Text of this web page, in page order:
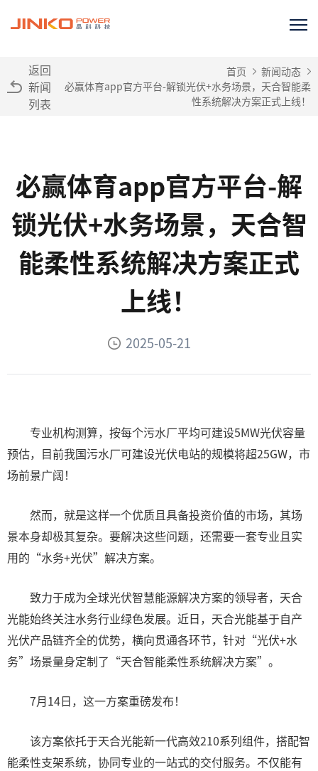
返回
新闻
列表
首页
新闻动态
必赢体育app官方平台-解锁光伏+水务场景，天合智能柔
性系统解决方案正式上线！
必赢体育app官方平台-解
锁光伏+水务场景，天合智
能柔性系统解决方案正式
上线！
2025-05-21
专业机构测算，按每个污水厂平均可建设5MW光伏容量
预估，目前我国污水厂可建设光伏电站的规模将超25GW，市
场前景广阔！
然而，就是这样一个优质且具备投资价值的市场，其场
景本身却极其复杂。要解决这些问题，还需要一套专业且实
用的“水务+光伏”解决方案。
致力于成为全球光伏智慧能源解决方案的领导者，天合
光能始终关注水务行业绿色发展。近日，天合光能基于自产
光伏产品链齐全的优势，横向贯通各环节，针对“光伏+水
务”场景量身定制了“天合智能柔性系统解决方案”。
7月14日，这一方案重磅发布！
该方案依托于天合光能新一代高效210系列组件，搭配智
能柔性支架系统，协同专业的一站式的交付服务。不仅能有